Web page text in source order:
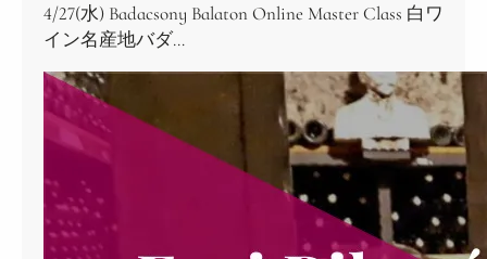
4/27(水) Badacsony Balaton Online Master Class 白ワ
イン名産地バダ…